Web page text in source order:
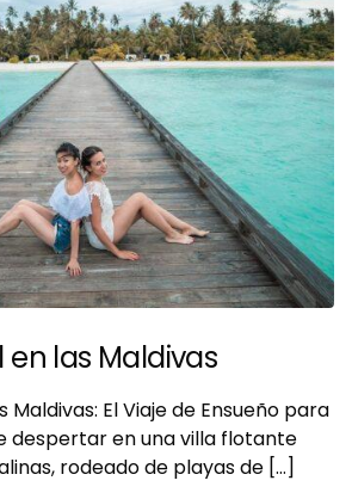
en las Maldivas
Maldivas: El Viaje de Ensueño para
despertar en una villa flotante
rodeado de playas de […]